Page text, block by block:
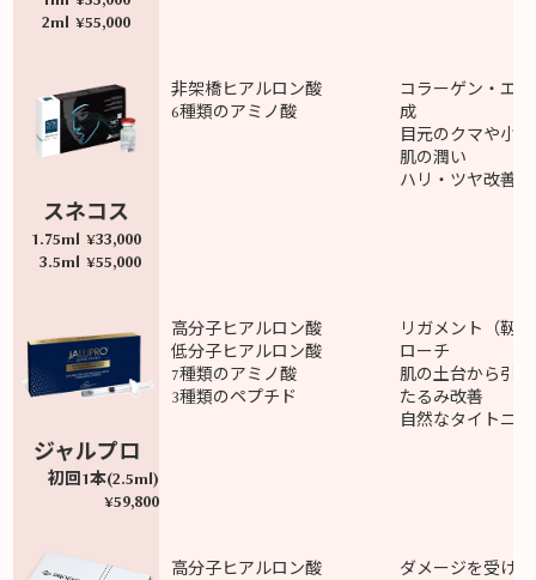
2ml ¥55,000
スネコス
1.75ml ¥33,000
3.5ml ¥55,000
ジャルプロ
初回1本(2.5ml)
¥59,800
非架橋ヒアルロン酸
6種類のアミノ酸
高分子ヒアルロン酸
低分子ヒアルロン酸
7種類のアミノ酸
3種類のペプチド
高分子ヒアルロン酸
コラーゲン・エ
成
目元のクマや小
肌の潤い
ハリ・ツヤ改善
リガメント（靱
ローチ
肌の土台から引
たるみ改善
自然なタイトニ
ダメージを受け